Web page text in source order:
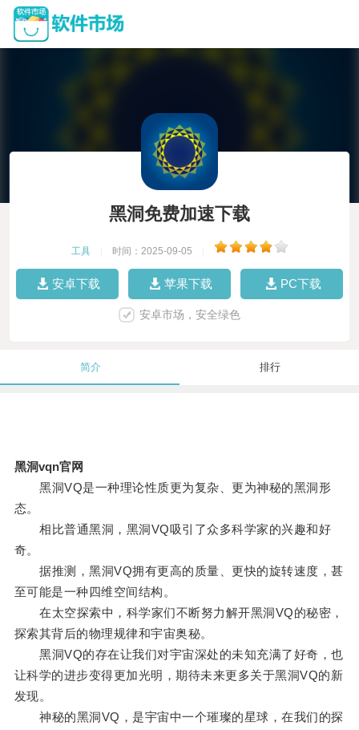
黑洞免费加速下载
工具 时间：2025-09-05
安卓下载 苹果下载 PC下载
安卓市场，安全绿色
简介 排行
黑洞vqn官网
黑洞VQ是一种理论性质更为复杂、更为神秘的黑洞形
态。
相比普通黑洞，黑洞VQ吸引了众多科学家的兴趣和好
奇。
据推测，黑洞VQ拥有更高的质量、更快的旋转速度，甚
至可能是一种四维空间结构。
在太空探索中，科学家们不断努力解开黑洞VQ的秘密，
探索其背后的物理规律和宇宙奥秘。
黑洞VQ的存在让我们对宇宙深处的未知充满了好奇，也
让科学的进步变得更加光明，期待未来更多关于黑洞VQ的新
发现。
神秘的黑洞VQ，是宇宙中一个璀璨的星球，在我们的探